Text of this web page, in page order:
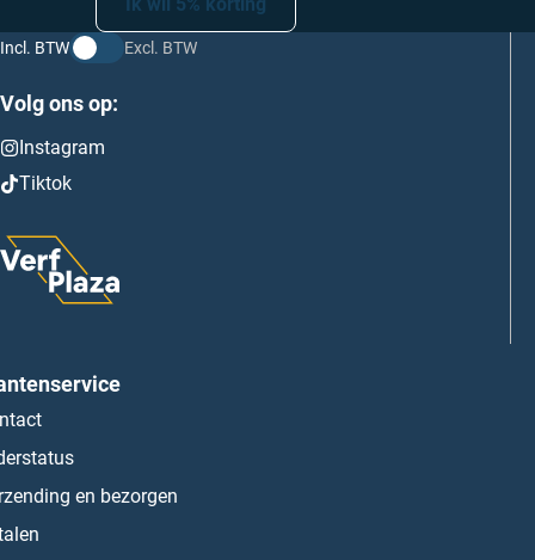
Incl. BTW Excl. BTW
Volg ons op:
Instagram
Tiktok
en bezorgen